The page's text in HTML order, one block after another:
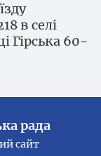
в селі
Гірська 60-
рада
сайт